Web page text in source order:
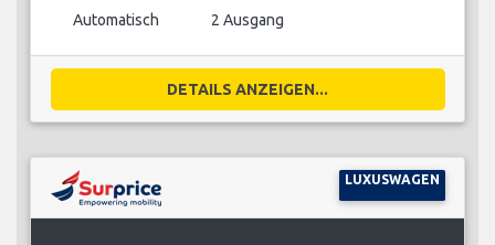
Automatisch 2 Ausgang
DETAILS ANZEIGEN...
LUXUSWAGEN